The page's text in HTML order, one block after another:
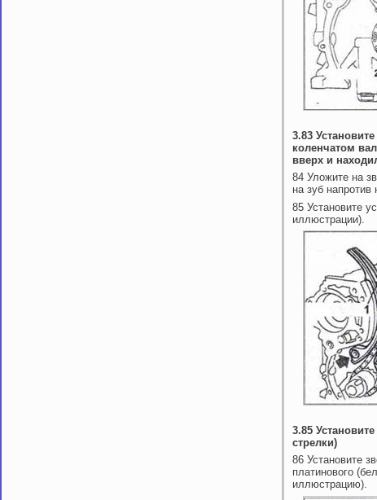
3.83
коленчатом
вверх и
84 Уложите на
на зуб
85 Установите
иллюстрации).
3.85
стрелки)
86 Установите
платинового
иллюстрацию).